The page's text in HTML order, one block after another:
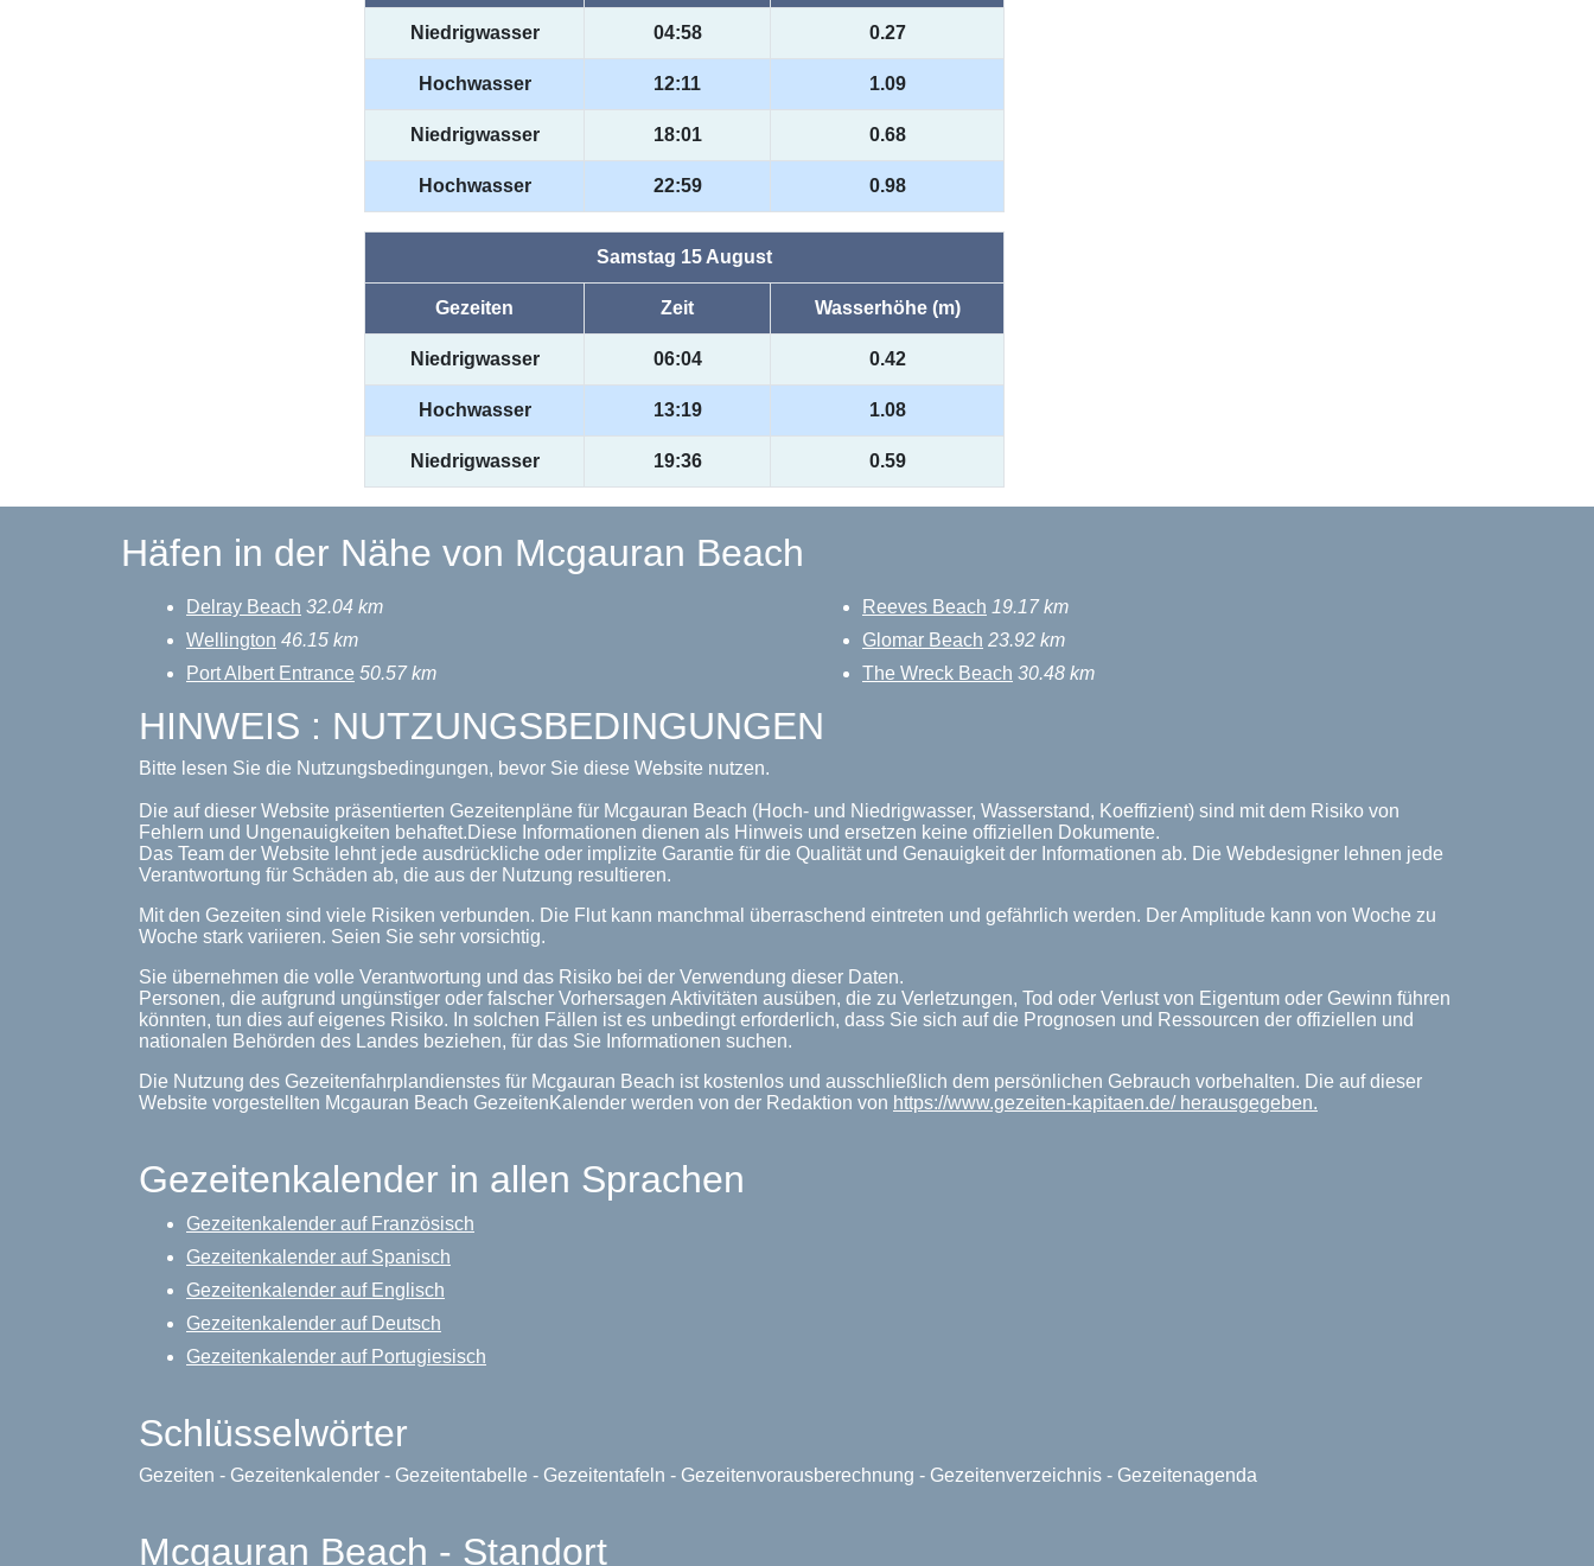
Niedrigwasser 04:58 0.27
Hochwasser 12:11 1.09
Niedrigwasser 18:01 0.68
Hochwasser 22:59 0.98
Samstag 15 August
Gezeiten Zeit Wasserhöhe (m)
Niedrigwasser 06:04 0.42
Hochwasser 13:19 1.08
Niedrigwasser 19:36 0.59
Häfen in der Nähe von Mcgauran Beach
Delray Beach 32.04 km
Wellington 46.15 km
Port Albert Entrance 50.57 km
Reeves Beach 19.17 km
Glomar Beach 23.92 km
The Wreck Beach 30.48 km
HINWEIS : NUTZUNGSBEDINGUNGEN
Bitte lesen Sie die Nutzungsbedingungen, bevor Sie diese Website nutzen.
Die auf dieser Website präsentierten Gezeitenpläne für Mcgauran Beach (Hoch- und Niedrigwasser, Wasserstand, Koeffizient) sind mit dem Risiko von
Fehlern und Ungenauigkeiten behaftet.Diese Informationen dienen als Hinweis und ersetzen keine offiziellen Dokumente.
Das Team der Website lehnt jede ausdrückliche oder implizite Garantie für die Qualität und Genauigkeit der Informationen ab. Die Webdesigner lehnen jede
Verantwortung für Schäden ab, die aus der Nutzung resultieren.
Mit den Gezeiten sind viele Risiken verbunden. Die Flut kann manchmal überraschend eintreten und gefährlich werden. Der Amplitude kann von Woche zu
Woche stark variieren. Seien Sie sehr vorsichtig.
Sie übernehmen die volle Verantwortung und das Risiko bei der Verwendung dieser Daten.
Personen, die aufgrund ungünstiger oder falscher Vorhersagen Aktivitäten ausüben, die zu Verletzungen, Tod oder Verlust von Eigentum oder Gewinn führen
könnten, tun dies auf eigenes Risiko. In solchen Fällen ist es unbedingt erforderlich, dass Sie sich auf die Prognosen und Ressourcen der offiziellen und
nationalen Behörden des Landes beziehen, für das Sie Informationen suchen.
Die Nutzung des Gezeitenfahrplandienstes für Mcgauran Beach ist kostenlos und ausschließlich dem persönlichen Gebrauch vorbehalten. Die auf dieser
Website vorgestellten Mcgauran Beach GezeitenKalender werden von der Redaktion von https://www.gezeiten-kapitaen.de/ herausgegeben.
Gezeitenkalender in allen Sprachen
Gezeitenkalender auf Französisch
Gezeitenkalender auf Spanisch
Gezeitenkalender auf Englisch
Gezeitenkalender auf Deutsch
Gezeitenkalender auf Portugiesisch
Schlüsselwörter
Gezeiten - Gezeitenkalender - Gezeitentabelle - Gezeitentafeln - Gezeitenvorausberechnung - Gezeitenverzeichnis - Gezeitenagenda
Mcgauran Beach - Standort